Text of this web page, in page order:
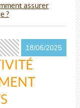
assurer
?
18/06/2025